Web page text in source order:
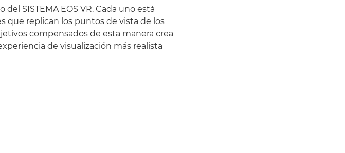
SISTEMA EOS VR. Cada uno está
que replican los puntos de vista de los
compensados de esta manera crea
de visualización más realista